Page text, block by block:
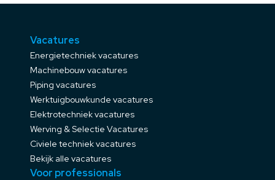
Vacatures
Energietechniek vacatures
Machinebouw vacatures
Piping vacatures
Werktuigbouwkunde vacatures
Elektrotechniek vacatures
Werving & Selectie Vacatures
Civiele techniek vacatures
Bekijk alle vacatures
Voor professionals